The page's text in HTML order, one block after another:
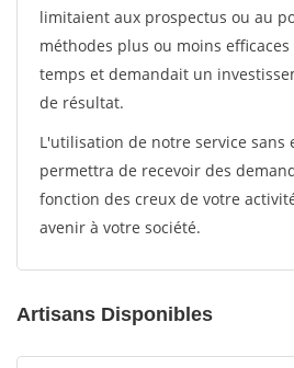
limitaient aux prospectus ou au
méthodes plus ou moins
temps et demandait un
de résultat.
L'utilisation de notre service sans
permettra de recevoir des
fonction des creux de votre
avenir à votre société.
Artisans Disponibles